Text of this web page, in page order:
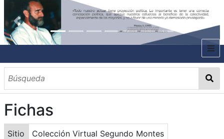
INICIO
SOBRE EL AUTOR
CONTENIDO
TODOS LOS DOCUMENTOS
CATEGORIAS
OBRAS SOBRE EL AUTOR P. SEGUNDO MONTES
MATERIAS
PALABRAS CLAVES
MULTIMEDIA
Fichas
Sitio
Colección Virtual Segundo Montes